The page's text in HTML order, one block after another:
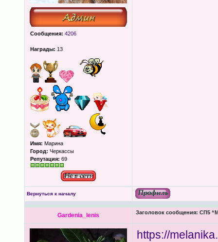
Сообщения: 4206
Награды: 13
Имя: Марина
Город: Черкассы
Репутация: 69
Вернуться к началу
Gardenia_lenis Заголовок сообщения: СП5
https://